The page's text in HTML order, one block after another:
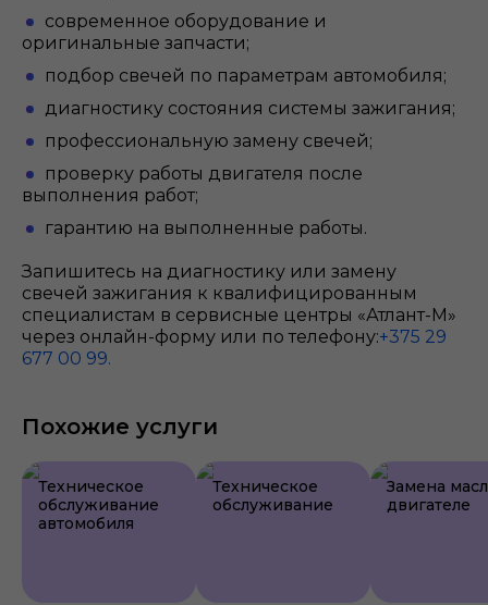
современное оборудование и
оригинальные запчасти;
подбор свечей по параметрам автомобиля;
диагностику состояния системы зажигания;
профессиональную замену свечей;
проверку работы двигателя после
выполнения работ;
гарантию на выполненные работы.
Запишитесь на диагностику или замену
свечей зажигания к квалифицированным
специалистам в сервисные центры «Атлант-М»
через онлайн-форму или по телефону:+375 29
677 00 99.
Похожие услуги
Техническое
обслуживание
автомобиля
Техническое
обслуживание
Замена
двигателе